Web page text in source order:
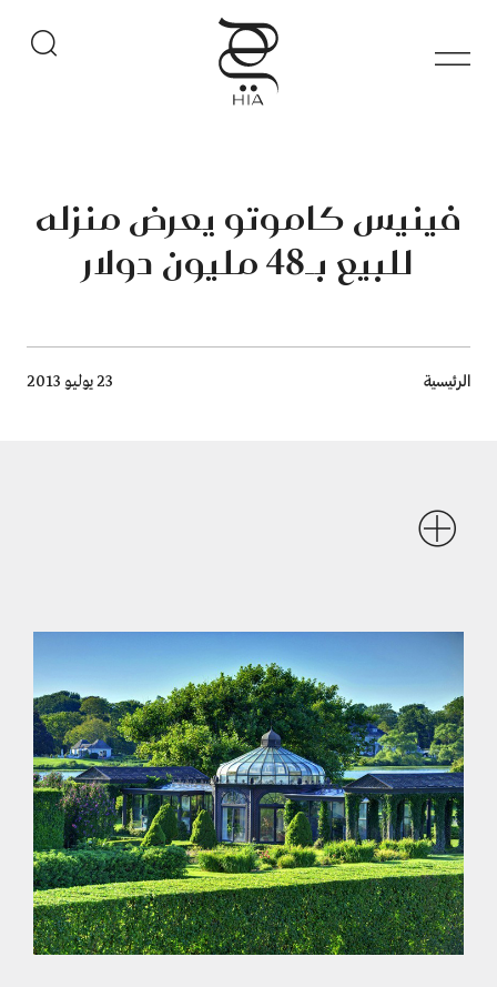
فينيس كاموتو يعرض منزله
للبيع بـ48 مليون دولار
Breadcrumb
الرئيسية